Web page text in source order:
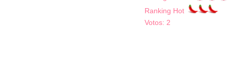
Ranking Hot
Votos: 2